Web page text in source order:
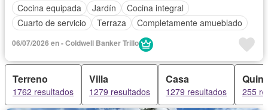
Cocina equipada
Jardín
Cocina integral
Cuarto de servicio
Terraza Completamente amueblado
06/07/2026 en - Coldwell Banker Trillo
Terreno
1762 resultados
Villa
1279 resultados
Casa
1279 resultados 255